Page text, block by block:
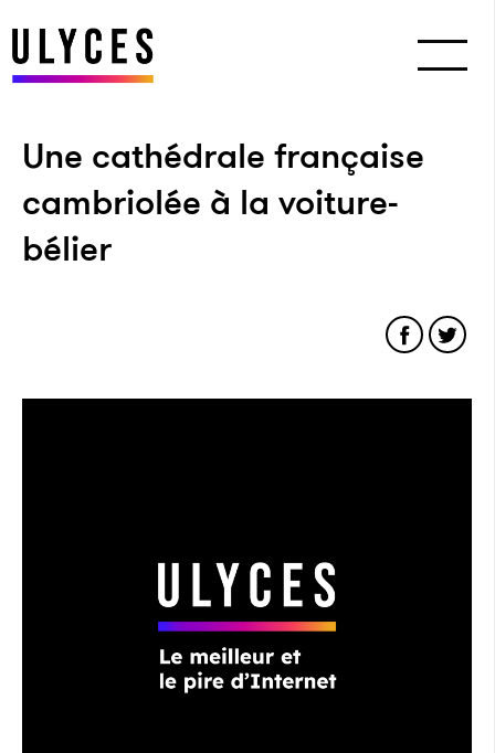
Une cathédrale française
cambriolée à la voiture-
bélier